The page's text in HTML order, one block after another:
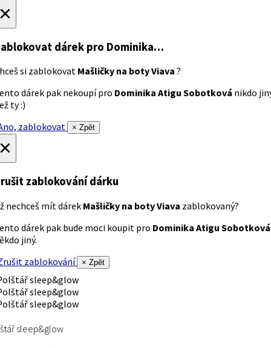
dárek pro Dominika…
si zablokovat Mašličky na boty Viava ?
dárek pak nekoupí pro Dominika Atigu Sobotková nikdo
ty :)
zablokovat
× Zpět
zablokování dárku
nechceš mít dárek Mašličky na boty Viava zablokovaný?
dárek pak bude moci koupit pro Dominika Atigu Sobotková
jiný.
zablokování
× Zpět
sleep&glow